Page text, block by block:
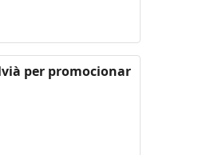
per promocionar